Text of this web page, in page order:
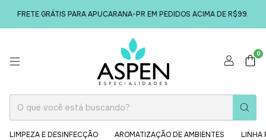
FRETE GRÁTIS PARA APUCARANA-PR EM PEDIDOS ACIMA DE R$99.
0
LIMPEZA E DESINFECÇÃO AROMATIZAÇÃO DE AMBIENTES LINHA